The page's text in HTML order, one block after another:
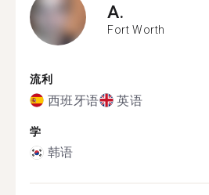
A.
Fort Worth
流利
西班牙语 英语
学
韩语